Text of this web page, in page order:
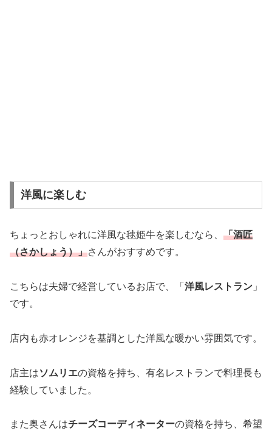
洋風に楽しむ
ちょっとおしゃれに洋風な毬姫牛を楽しむなら、 「酒匠
（さかしょう）」さんがおすすめです。
こちらは夫婦で経営しているお店で、「 洋風レストラン 」
です。
店内も赤オレンジを基調とした洋風な暖かい雰囲気です。
店主はソムリエの資格を持ち、有名レストランで料理長も
経験していました。
また奥さんはチーズコーディネーターの資格を持ち、希望